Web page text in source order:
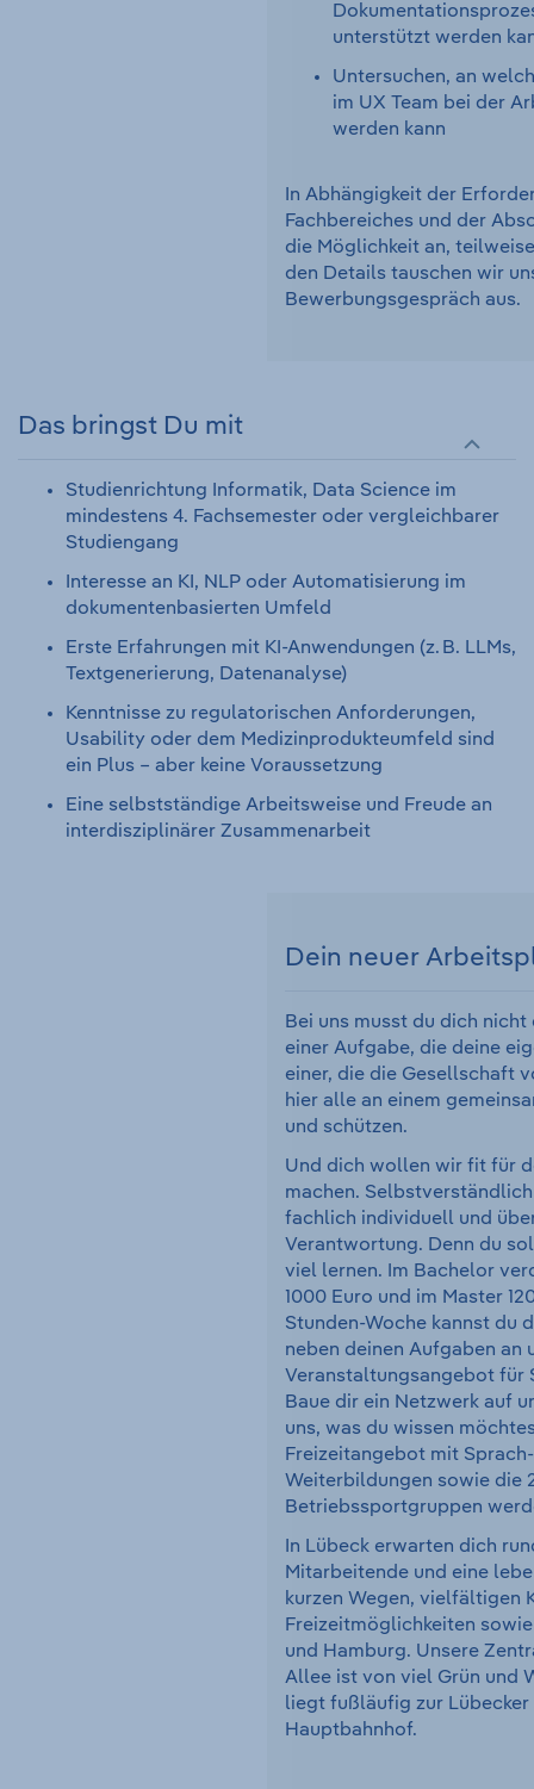
unterstützt werden
Untersuchen, an
im UX Team bei der
werden kann
In Abhängigkeit der
Fachbereiches und der
die Möglichkeit an,
den Details tauschen wir
Bewerbungsgespräch
Das bringst Du mit
Studienrichtung Informatik, Data Science im
mindestens 4. Fachsemester oder vergleichbarer
Studiengang
Interesse an KI, NLP oder Automatisierung im
dokumentenbasierten Umfeld
Erste Erfahrungen mit KI-Anwendungen (z. B. LLMs,
Textgenerierung, Datenanalyse)
Kenntnisse zu regulatorischen Anforderungen,
Usability oder dem Medizinprodukteumfeld sind
ein Plus – aber keine Voraussetzung
Eine selbstständige Arbeitsweise und Freude an
interdisziplinärer Zusammenarbeit
Dein neuer
Bei uns musst du dich
einer Aufgabe, die deine
einer, die die Gesellschaft
hier alle an einem
und schützen.
Und dich wollen wir fit für
machen.
fachlich individuell und
Verantwortung. Denn du
viel lernen. Im Bachelor
1000 Euro und im Master
Stunden-Woche kannst du
neben deinen Aufgaben an
Veranstaltungsangebot für
Baue dir ein Netzwerk auf
uns, was du wissen
Freizeitangebot mit
Weiterbildungen sowie die
Betriebssportgruppen
In Lübeck erwarten dich
Mitarbeitende und eine
kurzen Wegen, vielfältigen
Freizeitmöglichkeiten
und Hamburg. Unsere
Allee ist von viel Grün und
liegt fußläufig zur
Hauptbahnhof.